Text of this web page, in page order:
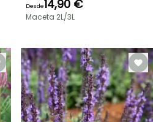
Desde14,90 €
Maceta 2L/3L